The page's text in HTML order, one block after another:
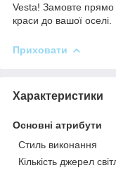
Vesta! Замовте прямо
краси до вашої оселі.
Приховати
Характеристики
Основні атрибути
Стиль виконання
Кількість джерел